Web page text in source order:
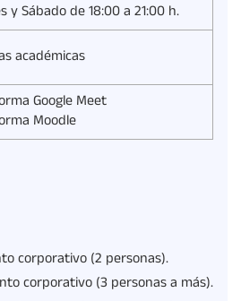
y Sábado de 18:00 a 21:00 h.
académicas
Google Meet
Moodle
corporativo (2 personas).
corporativo (3 personas a más).